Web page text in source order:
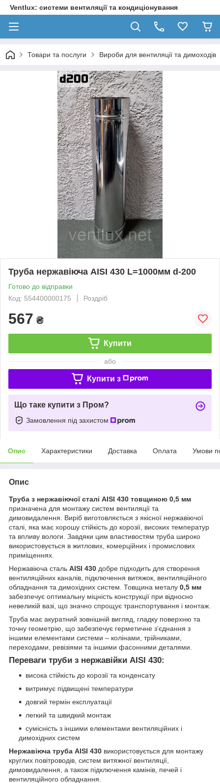
Ventlux: системи вентиляції та кондиціонування
Товари та послуги Вироби для вентиляції та димоходів
Труба нержавіюча AISI 430 L=1000мм d-200
Готово до відправки
Код: 554400000175
Роздріб
567 ₴
Купити
або
Купити з
Що таке купити з Пром?
Замовлення під захистом
Опис Характеристики Доставка Оплата Умови
Опис
Труба з нержавіючої сталі AISI 430 товщиною 0,5 мм
призначена для монтажу систем вентиляції та
димовидалення. Виріб виготовляється з якісної нержавіючої
сталі, яка має хорошу стійкість до корозії, високих температур
та впливу вологи. Завдяки цим властивостям труба широко
використовується в житлових, комерційних і промислових
приміщеннях.
Нержавіюча сталь AISI 430 добре підходить для створення
вентиляційних каналів, підключення витяжок, вентиляційного
обладнання та димохідних систем. Товщина металу 0,5 мм
забезпечує оптимальну міцність конструкції при відносно
невеликій вазі, що значно спрощує транспортування і монтаж.
Труба має акуратний зовнішній вигляд, гладку поверхню та
точну геометрію, що забезпечує герметичне з’єднання з
іншими елементами системи – колінами, трійниками,
переходами, ревізіями та іншими фасонними деталями.
Переваги труби з нержавійки AISI 430:
висока стійкість до корозії та конденсату
витримує підвищені температури
довгий термін експлуатації
легкий та швидкий монтаж
сумісність з іншими елементами вентиляційних і
димохідних систем
Нержавіюча труба AISI 430 використовується для монтажу
круглих повітроводів, систем витяжної вентиляції,
димовидалення, а також підключення камінів, печей і
вентиляційного обладнання.